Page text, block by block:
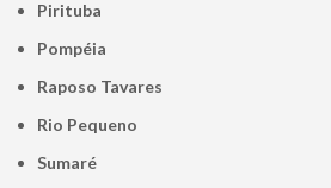
Pirituba
Pompéia
Raposo Tavares
Rio Pequeno
Sumaré